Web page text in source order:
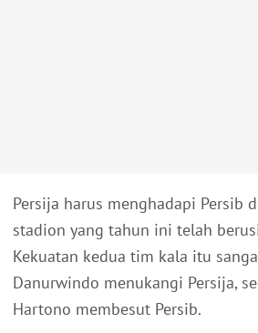
Persija harus menghadapi Persib
stadion yang tahun ini telah
Kekuatan kedua tim kala itu
Danurwindo menukangi Persija,
Hartono membesut Persib.